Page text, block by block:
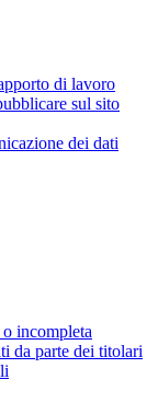
di lavoro
sul sito
dei dati
incompleta
da parte dei titolari